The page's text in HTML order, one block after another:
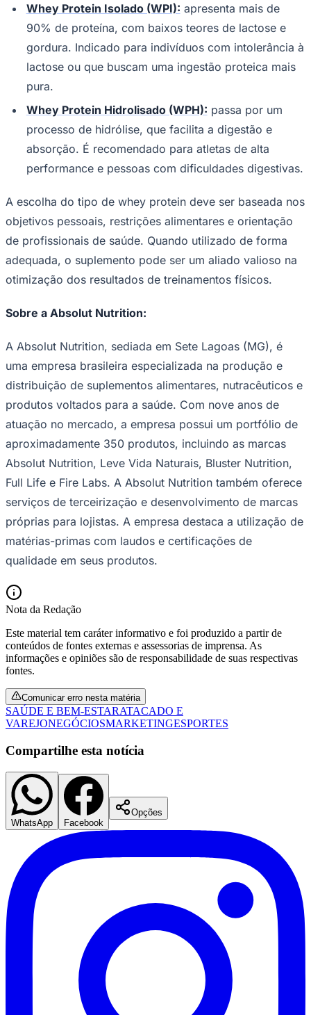
Corinthians
Palmeiras
São Paulo
Whey Protein Isolado (WPI): apresenta mais de
90% de proteína, com baixos teores de lactose e
gordura. Indicado para indivíduos com intolerância à
lactose ou que buscam uma ingestão proteica mais
pura.​
Whey Protein Hidrolisado (WPH): passa por um
processo de hidrólise, que facilita a digestão e
absorção. É recomendado para atletas de alta
performance e pessoas com dificuldades digestivas.​
A escolha do tipo de whey protein deve ser baseada nos
objetivos pessoais, restrições alimentares e orientação
de profissionais de saúde. Quando utilizado de forma
adequada, o suplemento pode ser um aliado valioso na
otimização dos resultados de treinamentos físicos.​
Sobre a Absolut Nutrition:
A Absolut Nutrition, sediada em Sete Lagoas (MG), é
uma empresa brasileira especializada na produção e
distribuição de suplementos alimentares, nutracêuticos e
produtos voltados para a saúde. Com nove anos de
atuação no mercado, a empresa possui um portfólio de
aproximadamente 350 produtos, incluindo as marcas
Absolut Nutrition, Leve Vida Naturais, Bluster Nutrition,
Full Life e Fire Labs. A Absolut Nutrition também oferece
serviços de terceirização e desenvolvimento de marcas
próprias para lojistas. A empresa destaca a utilização de
matérias-primas com laudos e certificações de
qualidade em seus produtos.
Nota da Redação
Este material tem caráter informativo e foi produzido a partir de
conteúdos de fontes externas e assessorias de imprensa. As
informações e opiniões são de responsabilidade de suas respectivas
fontes.
Comunicar erro nesta matéria
SAÚDE E BEM-ESTARATACADO E
VAREJONEGÓCIOSMARKETINGESPORTES
Compartilhe esta notícia
WhatsApp Facebook
Opções